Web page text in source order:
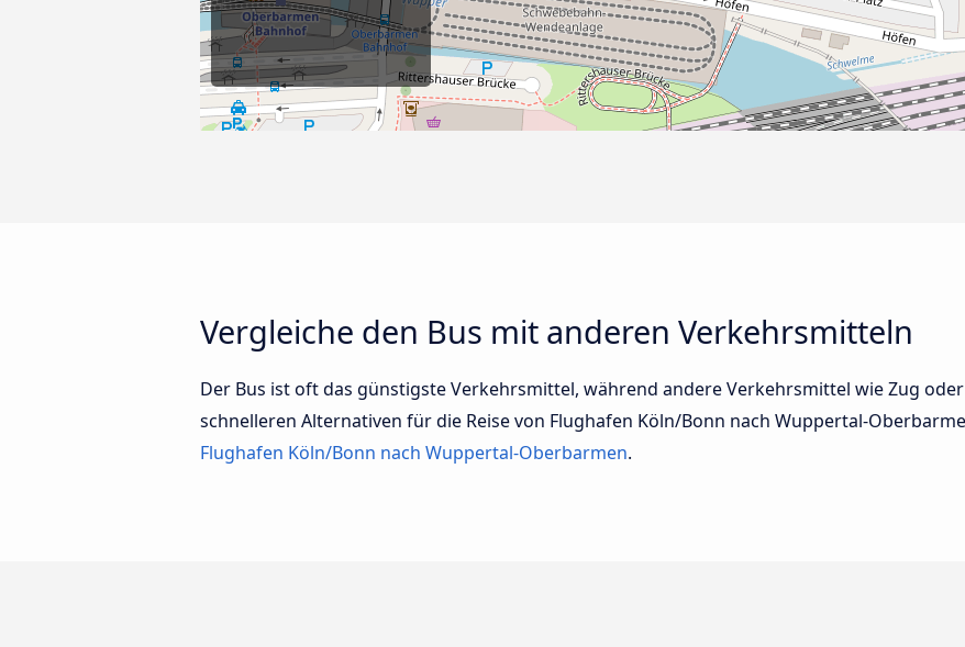
Vergleiche den Bus mit anderen Verkehrsmitteln
Der Bus ist oft das günstigste Verkehrsmittel, während andere Verkehrsmittel wie Zug
schnelleren Alternativen für die Reise von Flughafen Köln/Bonn nach Wuppertal-
Flughafen Köln/Bonn nach Wuppertal-Oberbarmen.